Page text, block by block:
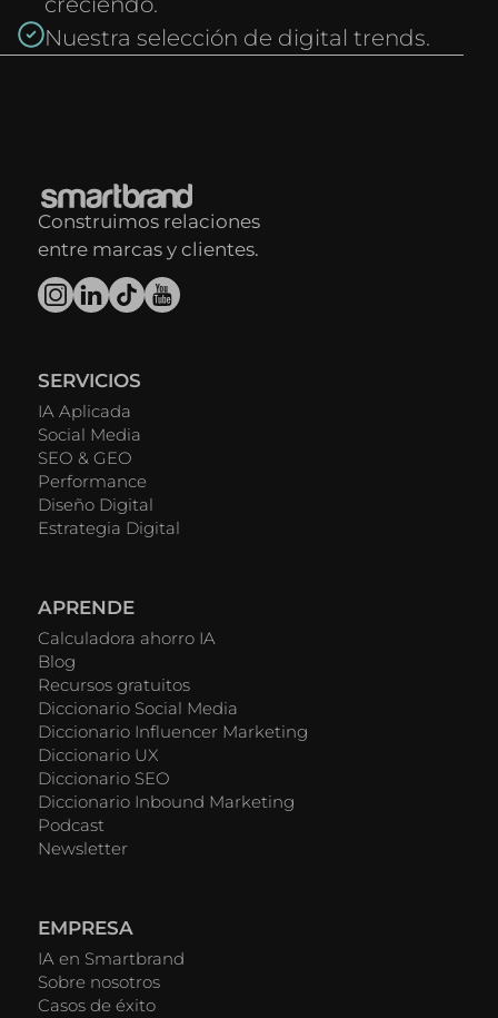
Nuestra selección de digital trends.
Construimos relaciones
entre marcas y clientes.
SERVICIOS
IA Aplicada
Social Media
SEO & GEO
Performance
Diseño Digital
Estrategia Digital
APRENDE
Calculadora ahorro IA
Blog
Recursos gratuitos
Diccionario Social Media
Diccionario Influencer Marketing
Diccionario UX
Diccionario SEO
Diccionario Inbound Marketing
Podcast
Newsletter
EMPRESA
IA en Smartbrand
Sobre nosotros
Casos de éxito